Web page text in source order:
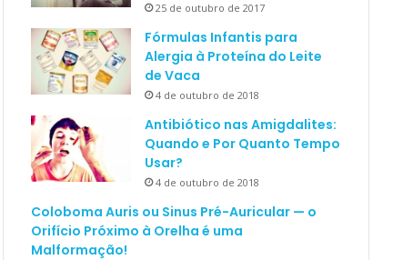
25 de outubro de 2017
Fórmulas Infantis para
Alergia à Proteína do Leite
de Vaca
4 de outubro de 2018
Antibiótico nas Amigdalites:
Quando e Por Quanto Tempo
Usar?
4 de outubro de 2018
Coloboma Auris ou Sinus Pré-Auricular — o
Orifício Próximo à Orelha é uma
Malformação!